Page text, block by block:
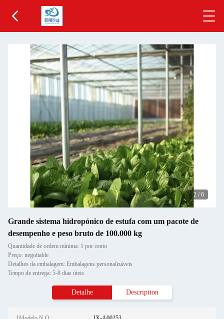
2 / 6
Grande sistema hidropónico de estufa com um pacote de
desempenho e peso bruto de 100.000 kg
Quantidade de ordem mínima: 1 por cento
Preço: negotiable
Detalhes da embalagem: Embalagens personalizáveis
Tempo de entrega: 5-8 dias úteis
Detalhe Description